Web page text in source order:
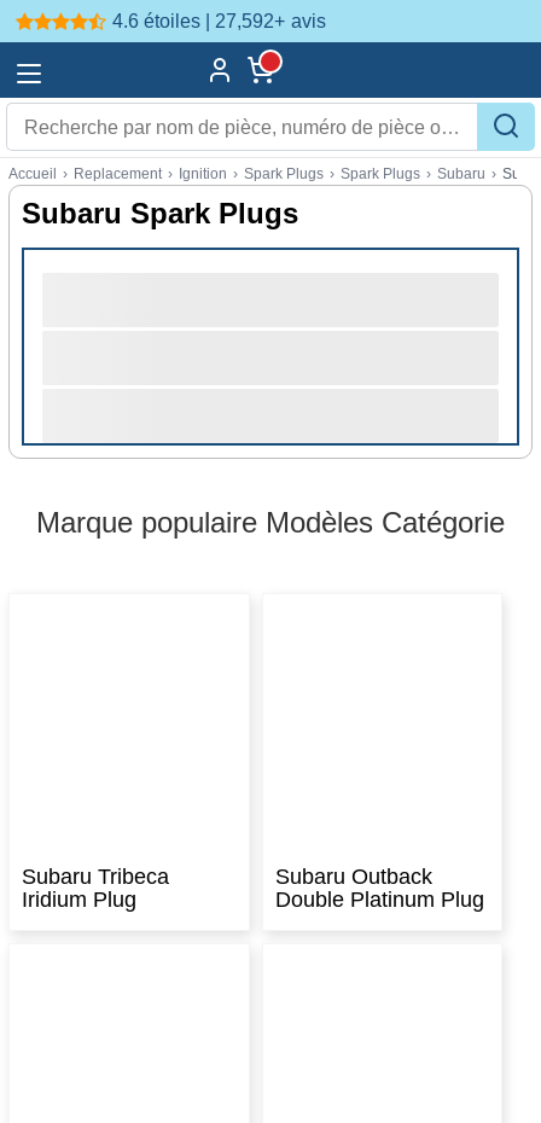
4.6 étoiles | 27,592+ avis
Accueil › Replacement › Ignition › Spark Plugs › Spark Plugs › Subaru ›
Subaru Spark Plugs
Marque populaire Modèles Catégorie
Subaru Tribeca
Iridium Plug
Subaru Outback
Double Platinum Plug